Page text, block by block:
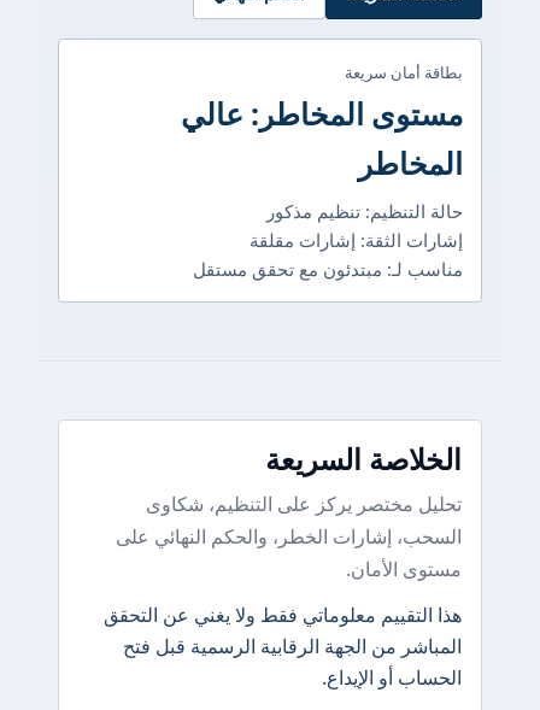
بطاقة أمان سريعة
مستوى المخاطر: عالي
المخاطر
حالة التنظيم: تنظيم مذكور
إشارات الثقة: إشارات مقلقة
مناسب لـ: مبتدئون مع تحقق مستقل
الخلاصة السريعة
تحليل مختصر يركز على التنظيم، شكاوى
السحب، إشارات الخطر، والحكم النهائي على
مستوى الأمان.
هذا التقييم معلوماتي فقط ولا يغني عن التحقق
المباشر من الجهة الرقابية الرسمية قبل فتح
الحساب أو الإيداع.